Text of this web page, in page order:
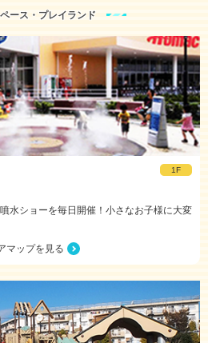
ース・プレイランド
1F
水ショーを毎日開催！小さなお子様に大変
マップを見る